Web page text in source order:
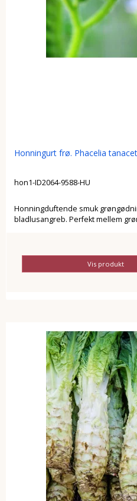
Honningurt frø. Phacelia
hon1-ID2064-9588-HU
Honningduftende smuk
bladlusangreb. Perfekt mellem
Vis produkt